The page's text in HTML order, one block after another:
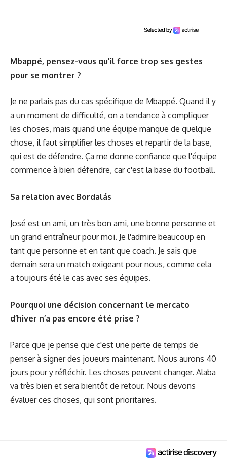
Mbappé, pensez-vous qu'il force trop ses gestes
pour se montrer ?
Je ne parlais pas du cas spécifique de Mbappé. Quand il y
a un moment de difficulté, on a tendance à compliquer
les choses, mais quand une équipe manque de quelque
chose, il faut simplifier les choses et repartir de la base,
qui est de défendre. Ça me donne confiance que l'équipe
commence à bien défendre, car c'est la base du football.
Sa relation avec Bordalás
José est un ami, un très bon ami, une bonne personne et
un grand entraîneur pour moi. Je l'admire beaucoup en
tant que personne et en tant que coach. Je sais que
demain sera un match exigeant pour nous, comme cela
a toujours été le cas avec ses équipes.
Pourquoi une décision concernant le mercato
d’hiver n’a pas encore été prise ?
Parce que je pense que c'est une perte de temps de
penser à signer des joueurs maintenant. Nous aurons 40
jours pour y réfléchir. Les choses peuvent changer. Alaba
va très bien et sera bientôt de retour. Nous devons
évaluer ces choses, qui sont prioritaires.